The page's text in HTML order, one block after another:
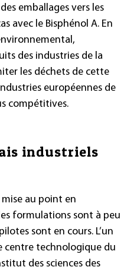
emballages vers les
avec le Bisphénol A. En
des industries de la
les déchets de cette
européennes de
compétitives.
industriels
au point en
formulations sont à peu
sont en cours. L’un
centre technologique du
des sciences des